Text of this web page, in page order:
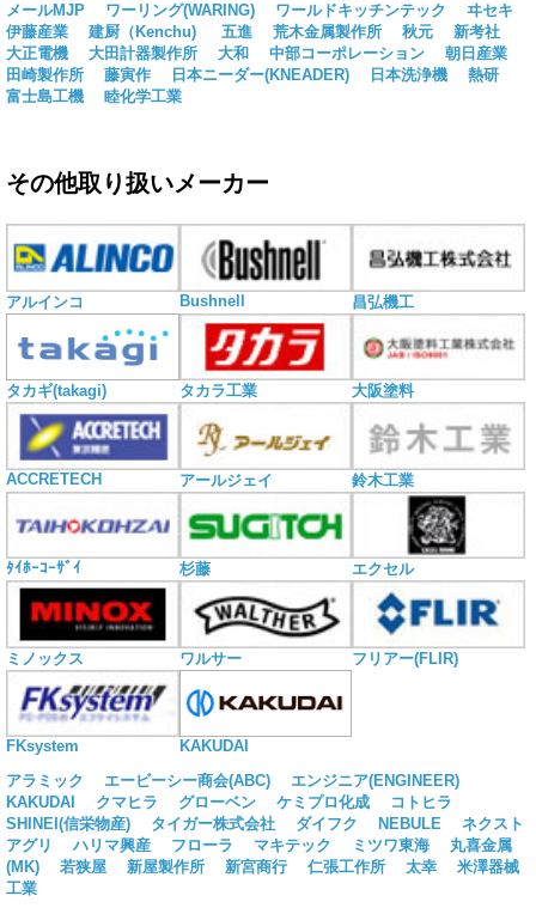
メールMJP
ワーリング(WARING) ワールドキッチンテック
ヰセキ
伊藤産業
建厨（Kenchu) 五進 荒木金属製作所 秋元
新考社
大正電機
大田計器製作所 大和 中部コーポレーション
朝日産業
田崎製作所
藤寅作 日本ニーダー(KNEADER) 日本洗浄機
熱研
富士島工機
睦化学工業
その他取り扱いメーカー
アルインコ Bushnell 昌弘機工
タカギ(takagi) タカラ工業 大阪塗料
ACCRETECH アールジェイ 鈴木工業
ﾀｲﾎｰｺｰｻﾞｲ 杉藤 エクセル
ミノックス ワルサー フリアー(FLIR)
FKsystem
KAKUDAI
アラミック
エービーシー商会(ABC)
エンジニア(ENGINEER)
KAKUDAI
クマヒラ グローベン ケミプロ化成
コトヒラ
SHINEI(信栄物産)
タイガー株式会社 ダイフク NEBULE
ネクスト
アグリ
ハリマ興産 フローラ マキテック ミツワ東海
丸喜金属
(MK)
若狭屋 新屋製作所 新宮商行 仁張工作所 太幸
米澤器械
工業